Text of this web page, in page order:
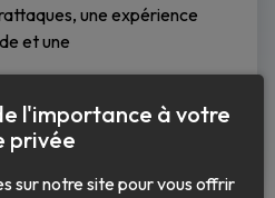
une expérience
et une
la suite
l'importance à votre
privée
sur notre site pour vous offrir